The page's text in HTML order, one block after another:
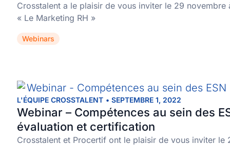
Crosstalent a le plaisir de vous inviter le 29
« Le Marketing RH »
Webinars
L'ÉQUIPE CROSSTALENT • SEPTEMBRE 1, 2022
Webinar – Compétences au sein des
évaluation et certification
Crosstalent et Procertif ont le plaisir de vous inviter le